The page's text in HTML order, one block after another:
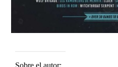
Sobre el autor: